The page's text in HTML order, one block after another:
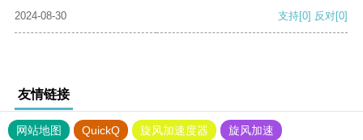
2024-08-30
支持[0] 反对[0]
友情链接
网站地图 QuickQ 旋风加速度器
旋风加速